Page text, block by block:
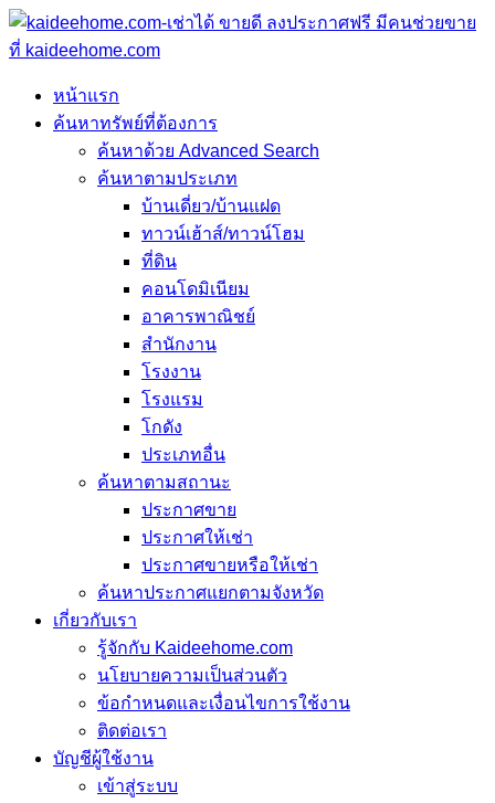
หน้าแรก
ค้นหาทรัพย์ที่ต้องการ
ค้นหาด้วย Advanced Search
ค้นหาตามประเภท
บ้านเดี่ยว/บ้านแฝด
ทาวน์เฮ้าส์/ทาวน์โฮม
ที่ดิน
คอนโดมิเนียม
อาคารพาณิชย์
สำนักงาน
โรงงาน
โรงแรม
โกดัง
ประเภทอื่น
ค้นหาตามสถานะ
ประกาศขาย
ประกาศให้เช่า
ประกาศขายหรือให้เช่า
ค้นหาประกาศแยกตามจังหวัด
เกี่ยวกับเรา
รู้จักกับ Kaideehome.com
นโยบายความเป็นส่วนตัว
ข้อกำหนดและเงื่อนไขการใช้งาน
ติดต่อเรา
บัญชีผู้ใช้งาน
เข้าสู่ระบบ